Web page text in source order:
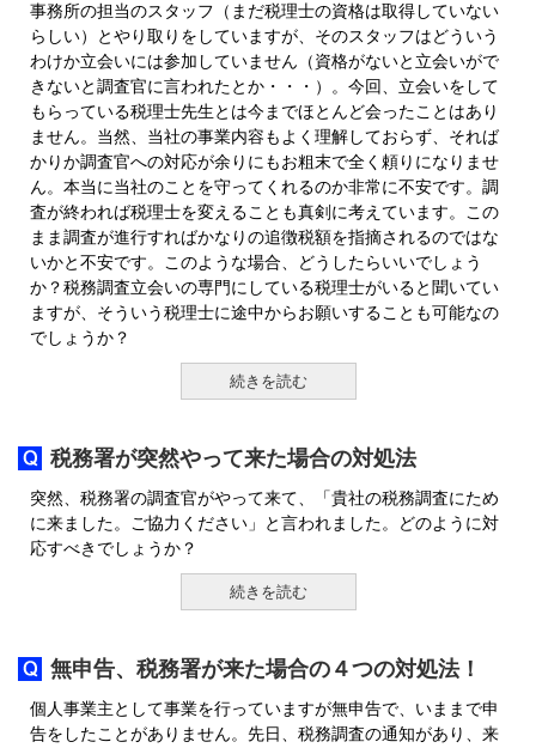
事務所の担当のスタッフ（まだ税理士の資格は取得していない
らしい）とやり取りをしていますが、そのスタッフはどういう
わけか立会いには参加していません（資格がないと立会いがで
きないと調査官に言われたとか・・・）。今回、立会いをして
もらっている税理士先生とは今までほとんど会ったことはあり
ません。当然、当社の事業内容もよく理解しておらず、それば
かりか調査官への対応が余りにもお粗末で全く頼りになりませ
ん。本当に当社のことを守ってくれるのか非常に不安です。調
査が終われば税理士を変えることも真剣に考えています。この
まま調査が進行すればかなりの追徴税額を指摘されるのではな
いかと不安です。このような場合、どうしたらいいでしょう
か？税務調査立会いの専門にしている税理士がいると聞いてい
ますが、そういう税理士に途中からお願いすることも可能なの
でしょうか？
続きを読む
税務署が突然やって来た場合の対処法
突然、税務署の調査官がやって来て、「貴社の税務調査にため
に来ました。ご協力ください」と言われました。どのように対
応すべきでしょうか？
続きを読む
無申告、税務署が来た場合の４つの対処法！
個人事業主として事業を行っていますが無申告で、いままで申
告をしたことがありません。先日、税務調査の通知があり、来